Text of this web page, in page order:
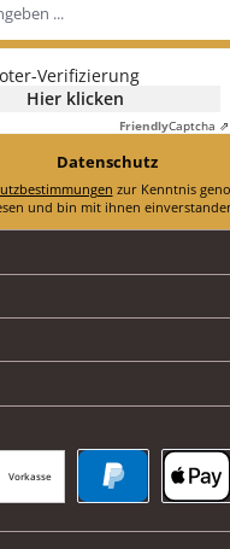
Verifizierung
Hier klicken
FriendlyCaptcha ⇗
Datenschutz
zur Kenntnis
und bin mit ihnen
Vorkasse